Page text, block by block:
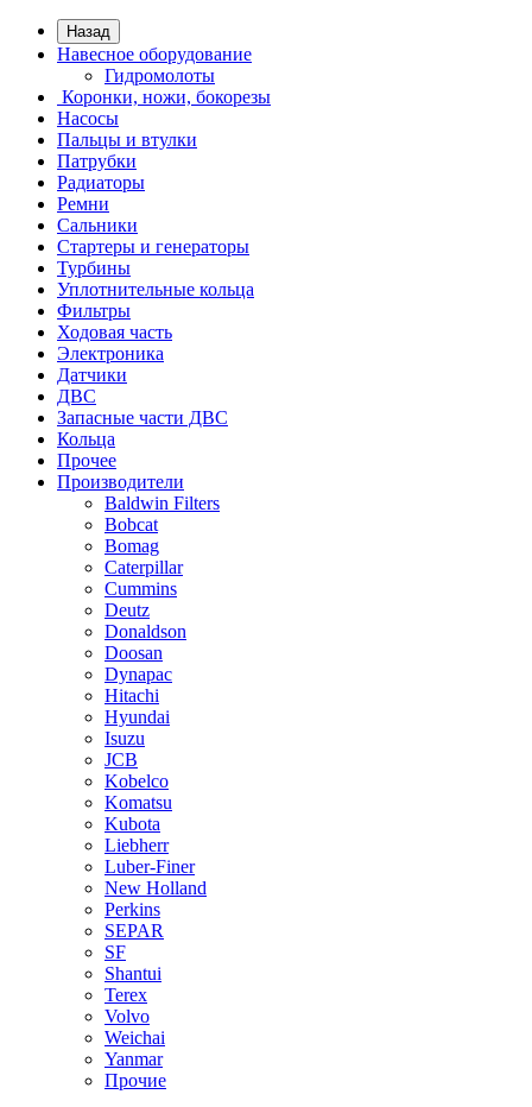
Назад
Навесное оборудование
Гидромолоты
Коронки, ножи, бокорезы
Насосы
Пальцы и втулки
Патрубки
Радиаторы
Ремни
Сальники
Стартеры и генераторы
Турбины
Уплотнительные кольца
Фильтры
Ходовая часть
Электроника
Датчики
ДВС
Запасные части ДВС
Кольца
Прочее
Производители
Baldwin Filters
Bobcat
Bomag
Caterpillar
Cummins
Deutz
Donaldson
Doosan
Dynapac
Hitachi
Hyundai
Isuzu
JCB
Kobelco
Komatsu
Kubota
Liebherr
Luber-Finer
New Holland
Perkins
SEPAR
SF
Shantui
Terex
Volvo
Weichai
Yanmar
Прочие